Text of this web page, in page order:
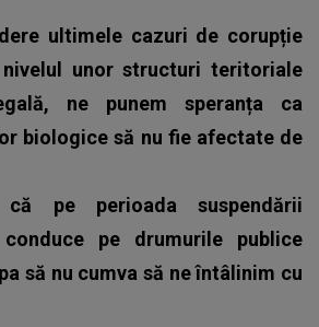
ultimele cazuri de corupție
unor structuri teritoriale
ne punem speranța ca
biologice să nu fie afectate de
că pe perioada suspendării
pe drumurile publice
să nu cumva să ne întâlinim cu